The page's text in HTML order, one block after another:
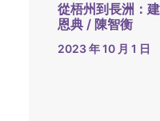
從梧州到長洲：
恩典 / 陳智衡
2023 年 10 月 1 日